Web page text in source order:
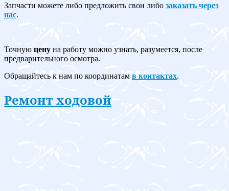
Запчасти можете либо предложить свои либо заказать через
нас.
Точную цену на работу можно узнать, разумеется, после
предварительного осмотра.
Обращайтесь к нам по координатам в контактах.
Ремонт ходовой